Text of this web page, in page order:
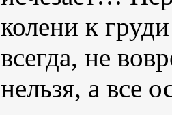
колени к
всегда, не
нельзя, а все